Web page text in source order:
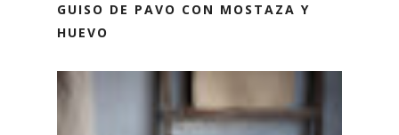
GUISO DE PAVO CON MOSTAZA Y
HUEVO